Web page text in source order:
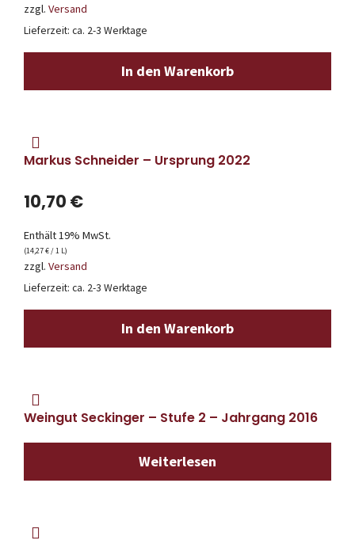
zzgl. Versand
Lieferzeit: ca. 2-3 Werktage
In den Warenkorb
Markus Schneider – Ursprung 2022
10,70 €
Enthält 19% MwSt.
(14,27€/ 1 L)
zzgl. Versand
Lieferzeit: ca. 2-3 Werktage
In den Warenkorb
Weingut Seckinger – Stufe 2 – Jahrgang 2016
Weiterlesen